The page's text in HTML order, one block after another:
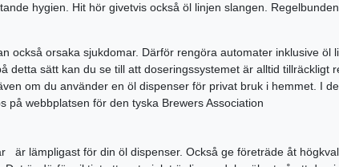
hygien. Hit hör givetvis också öl linjen slangen.
också orsaka sjukdomar. Därför rengöra automater inklusive
detta sätt kan du se till att doseringssystemet är alltid tillräckligt
om du använder en öl dispenser för privat bruk i hemmet. I
webbplatsen för den tyska Brewers Association
är lämpligast för din öl dispenser. Också ge företräde åt